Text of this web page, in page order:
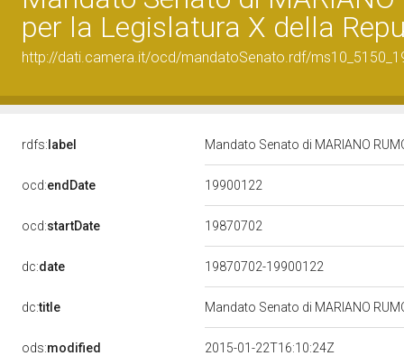
per la Legislatura X della
http://dati.camera.it/ocd/mandatoSenato.rdf/
rdfs: label Mandato Senato di MARIANO
ocd:endDate 19900122
ocd:startDate 19870702
dc:date 19870702-19900122
dc:title Mandato Senato di MARIANO
ods:modified 2015-01-22T16:10:24Z